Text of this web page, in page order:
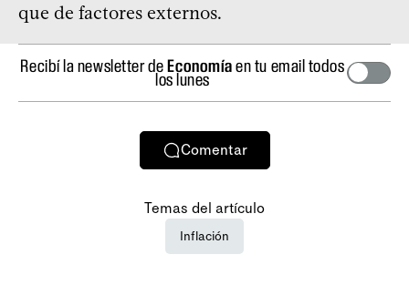
que de factores externos.
Recibí la newsletter deEconomíaen tu email todos
los lunes
Comentar
Temas del artículo
Inflación